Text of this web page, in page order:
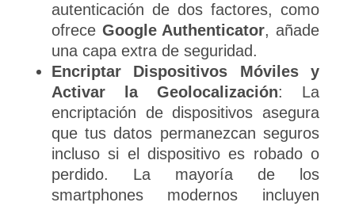
autenticación de dos factores, como
ofrece Google Authenticator, añade
una capa extra de seguridad.
Encriptar Dispositivos Móviles y
Activar la Geolocalización: La
encriptación de dispositivos asegura
que tus datos permanezcan seguros
incluso si el dispositivo es robado o
perdido. La mayoría de los
smartphones modernos incluyen